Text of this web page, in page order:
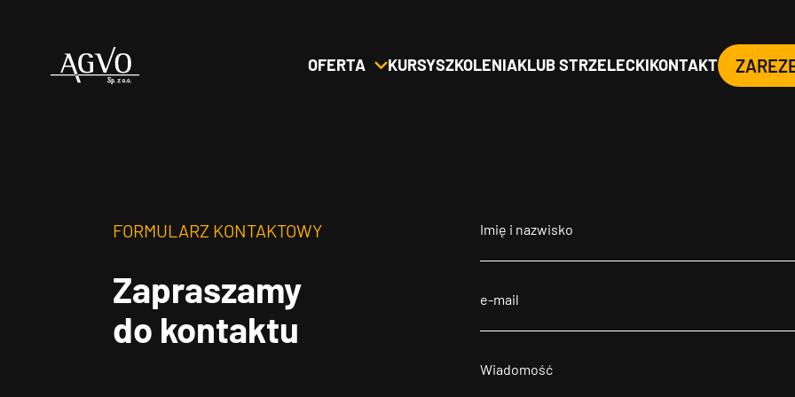
Header
OFERTA KURSYSZKOLENIAKLUB STRZELECKIKONTAKT
FORMULARZ KONTAKTOWY
Zapraszamy
do kontaktu